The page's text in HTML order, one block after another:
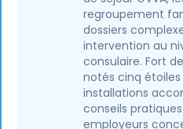
regroupement
dossiers
intervention au
consulaire. Fort
notés cinq étoiles
installations
conseils
employeurs